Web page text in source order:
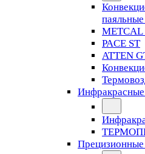
METCAL
PACE ST
ATTEN